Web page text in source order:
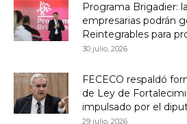
Programa Brigadier:
empresarias podrán
Reintegrables para
30 julio, 2026
FECECO respaldó
de Ley de
impulsado por el
29 julio, 2026